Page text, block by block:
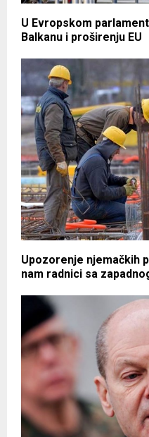
U Evropskom
Balkanu i proširenju EU
Upozorenje njemačkih
nam radnici sa